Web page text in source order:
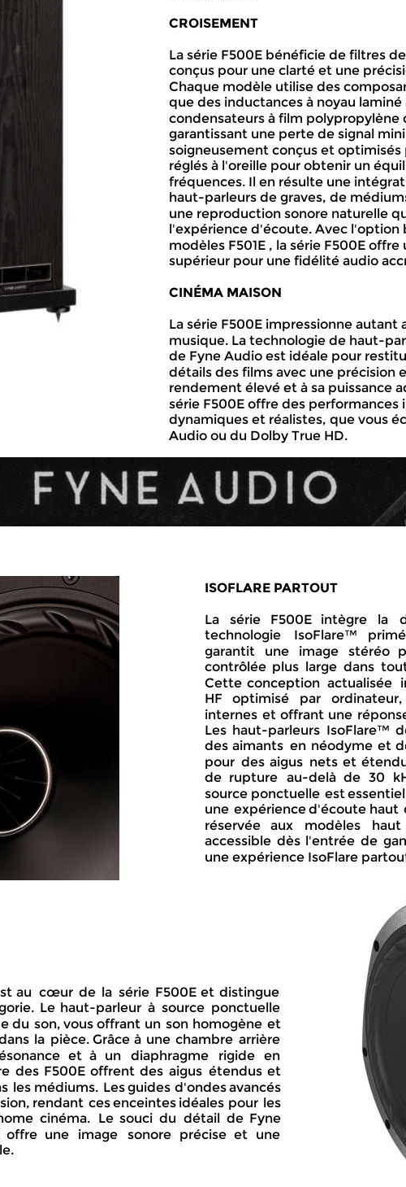
CROISEMENT
La série F500E bénéficie de filtres
conçus pour une clarté et une
Chaque modèle utilise des
que des inductances à noyau
condensateurs à film polypropylène
garantissant une perte de signal
soigneusement conçus et optimisés
réglés à l'oreille pour obtenir un
fréquences. Il en résulte une
haut-parleurs de graves, de
une reproduction sonore naturelle
l'expérience d'écoute. Avec l'option
modèles F501E , la série F500E
supérieur pour une fidélité audio
CINÉMA MAISON
La série F500E impressionne autant
musique. La technologie de haut-
de Fyne Audio est idéale pour
détails des films avec une précision
rendement élevé et à sa puissance
série F500E offre des performances
dynamiques et réalistes, que vous
Audio ou du Dolby True HD.
ISOFLARE PARTOUT
La série F500E intègre la
technologie IsoFlare™
garantit une image stéréo
contrôlée plus large dans
Cette conception actualisée
HF optimisé par ordinateur,
internes et offrant une
Les haut-parleurs IsoFlare™
des aimants en néodyme et
pour des aigus nets et
de rupture au-delà de 30
source ponctuelle est
une expérience d'écoute haut
réservée aux modèles
accessible dès l'entrée de
une expérience IsoFlare
au cœur de la série F500E et distingue
Le haut-parleur à source ponctuelle
du son, vous offrant un son homogène et
la pièce. Grâce à une chambre arrière
et à un diaphragme rigide en
des F500E offrent des aigus étendus et
les médiums. Les guides d'ondes avancés
rendant ces enceintes idéales pour les
cinéma. Le souci du détail de Fyne
offre une image sonore précise et une